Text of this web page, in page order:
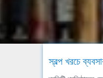
স্বল্প খরচে